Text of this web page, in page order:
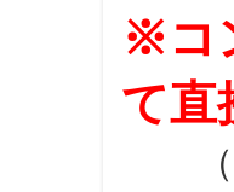
※コ
て直
（